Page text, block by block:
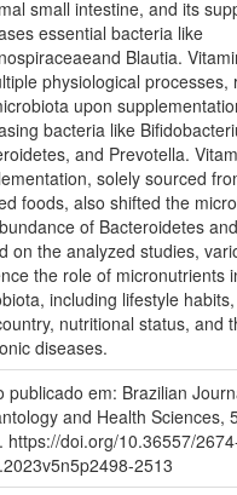
small intestine, and its
essential bacteria like
Blautia.
physiological processes,
upon
bacteria like
and Prevotella.
solely sourced
foods, also shifted the
of Bacteroidetes
on the analyzed studies,
the role of micronutrients
including lifestyle
nutritional status, and
diseases.
publicado em: Brazilian
and Health Sciences,
https://doi.org/10.36557/
2513